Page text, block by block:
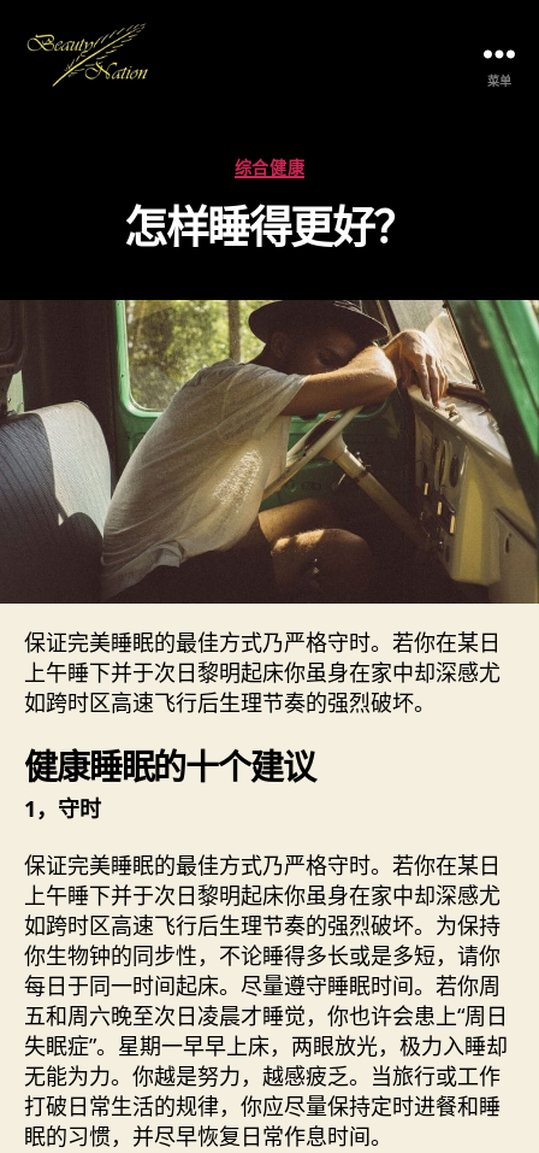
菜单
分
综合健康
怎样睡得更好？
保证完美睡眠的最佳方式乃严格守时。若你在某日
上午睡下并于次日黎明起床你虽身在家中却深感尤
如跨时区高速飞行后生理节奏的强烈破坏。
健康睡眠的十个建议
1，守时
保证完美睡眠的最佳方式乃严格守时。若你在某日
上午睡下并于次日黎明起床你虽身在家中却深感尤
如跨时区高速飞行后生理节奏的强烈破坏。为保持
你生物钟的同步性，不论睡得多长或是多短，请你
每日于同一时间起床。尽量遵守睡眠时间。若你周
五和周六晚至次日凌晨才睡觉，你也许会患上“周日
失眠症”。星期一早早上床，两眼放光，极力入睡却
无能为力。你越是努力，越感疲乏。当旅行或工作
打破日常生活的规律，你应尽量保持定时进餐和睡
眠的习惯，并尽早恢复日常作息时间。